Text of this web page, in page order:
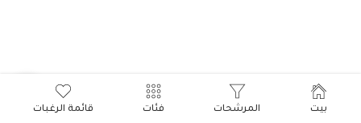
بيت المرشحات فئات قائمة الرغبات